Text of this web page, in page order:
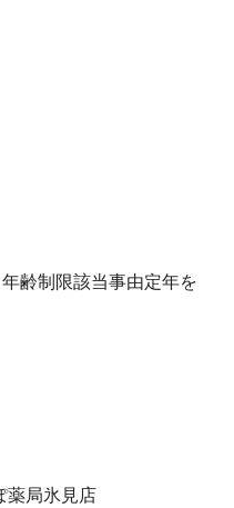
齢制限該当事由定年を
薬局氷見店